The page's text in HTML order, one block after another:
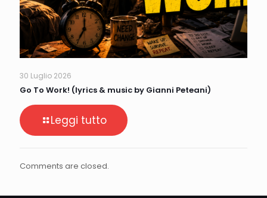
30 Luglio 2026
Go To Work! (lyrics & music by Gianni Peteani)
Leggi tutto
Comments are closed.